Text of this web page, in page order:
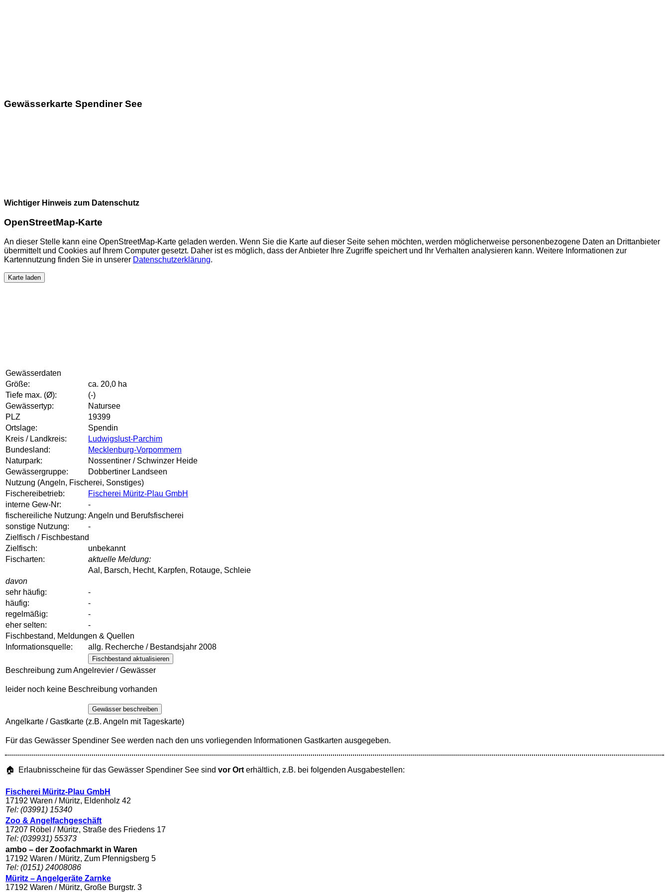
Gewässerkarte Spendiner See
Wichtiger Hinweis zum Datenschutz
OpenStreetMap-Karte
An dieser Stelle kann eine OpenStreetMap-Karte geladen werden. Wenn Sie die Karte auf dieser Seite sehen möchten, werden möglicherweise personenbezogene Daten an Drittanbieter
übermittelt und Cookies auf Ihrem Computer gesetzt. Daher ist es möglich, dass der Anbieter Ihre Zugriffe speichert und Ihr Verhalten analysieren kann. Weitere Informationen zur
Kartennutzung finden Sie in unserer Datenschutzerklärung.
Karte laden
Gewässerdaten
Größe:
ca. 20,0 ha
Tiefe max. (Ø):
(-)
Gewässertyp:
Natursee
PLZ
19399
Ortslage:
Spendin
Kreis / Landkreis:
Ludwigslust-Parchim
Bundesland:
Mecklenburg-Vorpommern
Naturpark:
Nossentiner / Schwinzer Heide
Gewässergruppe:
Dobbertiner Landseen
Nutzung (Angeln, Fischerei, Sonstiges)
Fischereibetrieb:
Fischerei Müritz-Plau GmbH
interne Gew-Nr:
-
fischereiliche Nutzung: Angeln und Berufsfischerei
sonstige Nutzung:
-
Zielfisch / Fischbestand
Zielfisch:
unbekannt
Fischarten:
aktuelle Meldung:
Aal, Barsch, Hecht, Karpfen, Rotauge, Schleie
davon
sehr häufig:
-
häufig:
-
regelmäßig:
-
eher selten:
-
Fischbestand, Meldungen & Quellen
Informationsquelle:
allg. Recherche / Bestandsjahr 2008
Fischbestand aktualisieren
Beschreibung zum Angelrevier / Gewässer
leider noch keine Beschreibung vorhanden
Gewässer beschreiben
Angelkarte / Gastkarte (z.B. Angeln mit Tageskarte)
Für das Gewässer Spendiner See werden nach den uns vorliegenden Informationen Gastkarten ausgegeben.
🏠 Erlaubnisscheine für das Gewässer Spendiner See sind vor Ort erhältlich, z.B. bei folgenden Ausgabestellen:
Fischerei Müritz-Plau GmbH
17192 Waren / Müritz, Eldenholz 42
Tel: (03991) 15340
Zoo & Angelfachgeschäft
17207 Röbel / Müritz, Straße des Friedens 17
Tel: (039931) 55373
ambo – der Zoofachmarkt in Waren
17192 Waren / Müritz, Zum Pfennigsberg 5
Tel: (0151) 24008086
Müritz – Angelgeräte Zarnke
17192 Waren / Müritz, Große Burgstr. 3